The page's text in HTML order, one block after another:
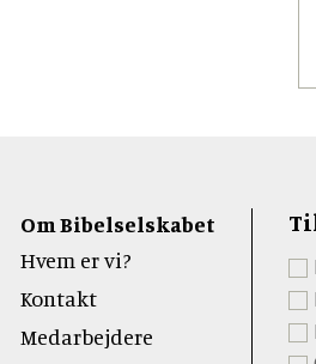
Sidefod
Om Bibelselskabet
Hvem er vi?
Kontakt
Medarbejdere